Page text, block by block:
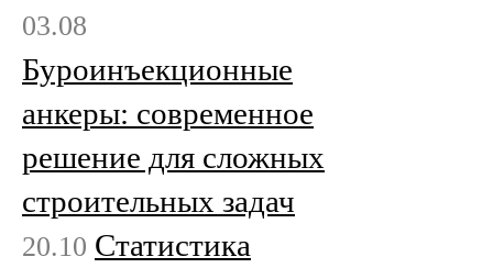
03.08
Буроинъекционные
анкеры: современное
решение для сложных
строительных задач
20.10 Статистика